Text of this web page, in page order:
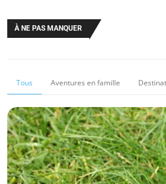
À NE PAS MANQUER
Tous Aventures en famille